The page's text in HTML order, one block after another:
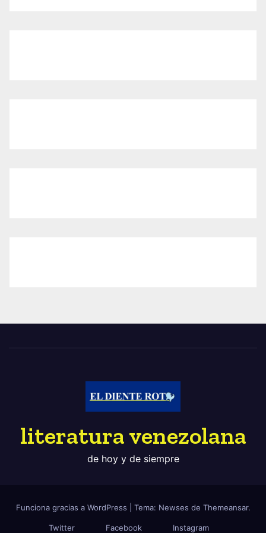
literatura venezolana
de hoy y de siempre
Funciona gracias a WordPress Tema: Newses de Themeansar.
Twitter Facebook Instagram